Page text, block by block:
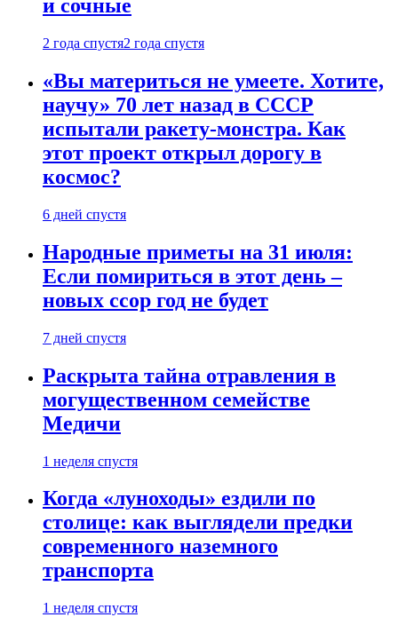
и сочные
2 года спустя2 года спустя
«Вы материться не умеете. Хотите,
научу» 70 лет назад в СССР
испытали ракету-монстра. Как
этот проект открыл дорогу в
космос?
6 дней спустя
Народные приметы на 31 июля:
Если помириться в этот день –
новых ссор год не будет
7 дней спустя
Раскрыта тайна отравления в
могущественном семействе
Медичи
1 неделя спустя
Когда «луноходы» ездили по
столице: как выглядели предки
современного наземного
транспорта
1 неделя спустя